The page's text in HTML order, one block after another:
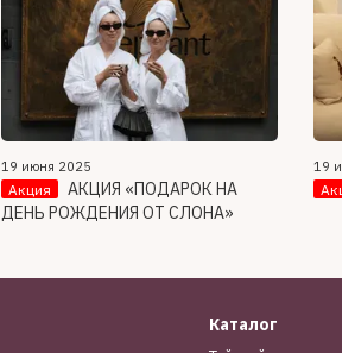
19 июня 2025
Акция
АКЦИЯ «ПОДАРОК НА
ДЕНЬ РОЖДЕНИЯ ОТ СЛОНА»
19
Каталог